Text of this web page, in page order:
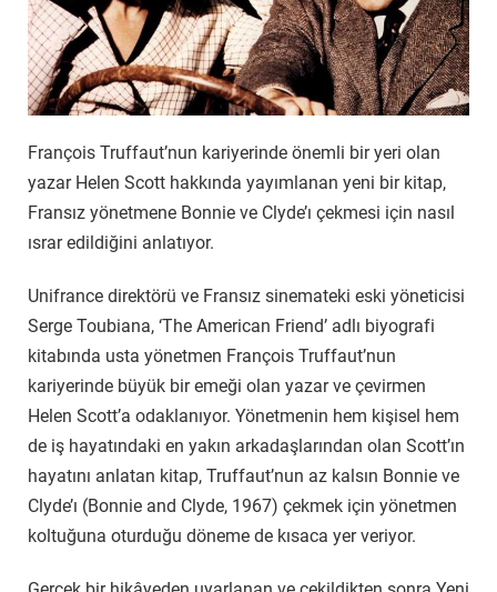
François Truffaut’nun kariyerinde önemli bir yeri olan
yazar Helen Scott hakkında yayımlanan yeni bir kitap,
Fransız yönetmene Bonnie ve Clyde’ı çekmesi için nasıl
ısrar edildiğini anlatıyor.
Unifrance direktörü ve Fransız sinemateki eski yöneticisi
Serge Toubiana, ‘The American Friend’ adlı biyografi
kitabında usta yönetmen François Truffaut’nun
kariyerinde büyük bir emeği olan yazar ve çevirmen
Helen Scott’a odaklanıyor. Yönetmenin hem kişisel hem
de iş hayatındaki en yakın arkadaşlarından olan Scott’ın
hayatını anlatan kitap, Truffaut’nun az kalsın Bonnie ve
Clyde’ı (Bonnie and Clyde, 1967) çekmek için yönetmen
koltuğuna oturduğu döneme de kısaca yer veriyor.